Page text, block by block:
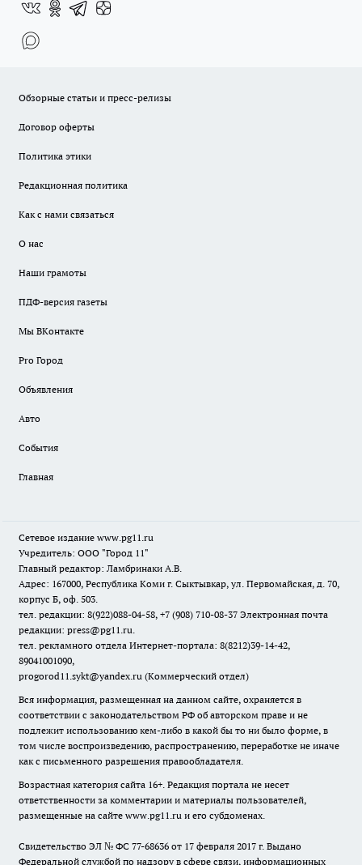
Обзорные статьи и пресс-релизы
Договор оферты
Политика этики
Редакционная политика
Как с нами связаться
О нас
Наши грамоты
ПДФ-версия газеты
Мы ВКонтакте
Pro Город
Объявления
Авто
События
Главная
Сетевое издание www.pg11.ru
Учредитель: ООО "Город 11"
Главный редактор: Ламбринаки А.В.
Адрес: 167000, Республика Коми г. Сыктывкар, ул. Первомайская, д. 70,
корпус Б, оф. 503.
тел. редакции: 8(922)088-04-58, +7 (908) 710-08-37 Электронная почта
редакции: press@pg11.ru.
тел. рекламного отдела Интернет-портала: 8(8212)39-14-42,
89041001090,
progorod11.sykt@yandex.ru (Коммерческий отдел)
Вся информация, размещенная на данном сайте, охраняется в
соответствии с законодательством РФ об авторском праве и не
подлежит использованию кем-либо в какой бы то ни было форме, в
том числе воспроизведению, распространению, переработке не иначе
как с письменного разрешения правообладателя.
Возрастная категория сайта 16+. Редакция портала не несет
ответственности за комментарии и материалы пользователей,
размещенные на сайте www.pg11.ru и его субдоменах.
Свидетельство ЭЛ № ФС 77-68636 от 17 февраля 2017 г. Выдано
Федеральной службой по надзору в сфере связи, информационных